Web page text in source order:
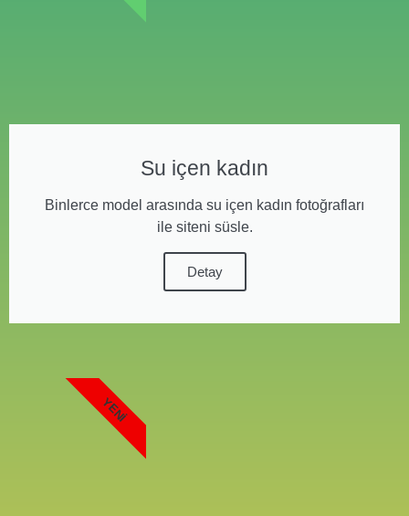
Su içen kadın
Binlerce model arasında su içen kadın fotoğrafları
ile siteni süsle.
Detay
YENI